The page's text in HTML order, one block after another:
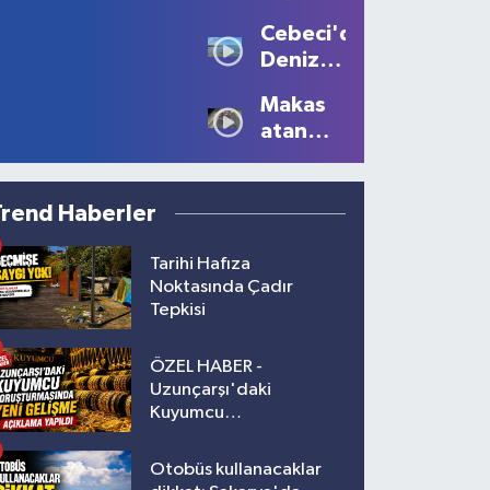
Ölü, 2
Yaralı!
Büyüledi:
Kartpostallık
Manzaralar
Oluştu
Cebeci'de
Deniz
Tüm
Güzelliğiyle
Devam
Makas
atan
10 bin
lira ceza
Haberler
Tarihi Hafıza
Noktasında Çadır
Tepkisi
ÖZEL HABER -
Uzunçarşı'daki
Kuyumcu
Gelişme!
Otobüs kullanacaklar